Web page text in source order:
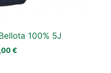
100% 5J
€